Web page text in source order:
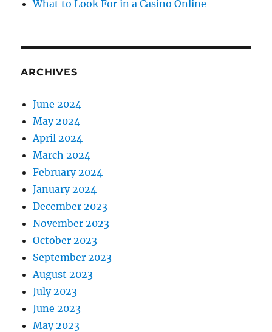
What to Look For in a Casino Online
ARCHIVES
June 2024
May 2024
April 2024
March 2024
February 2024
January 2024
December 2023
November 2023
October 2023
September 2023
August 2023
July 2023
June 2023
May 2023